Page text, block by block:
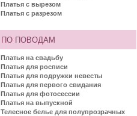
Платья с вырезом
Платья с разрезом
ПО ПОВОДАМ
Платья на свадьбу
Платья для росписи
Платья для подружки невесты
Платья для первого свидания
Платья для фотосессии
Платья на выпускной
Телесное белье для полупрозрачных